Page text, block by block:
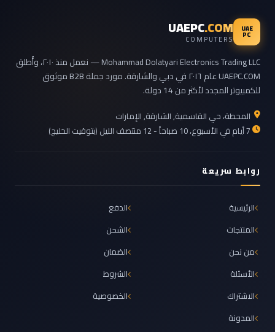
UAE
PC
UAEPC.COM
COMPUTERS
Mohammad Dolatyari Electronics Trading LLC — نعمل منذ ٢٠١٠، وأُطلق
UAEPC.COM عام ٢٠١٦ في دبي والشارقة. مورد جملة B2B موثوق
للكمبيوتر المجدد لأكثر من 14 دولة.
المحطة، حي القاسمية, الشارقة, الإمارات
7 أيام في الأسبوع، 10 صباحاً - 12 منتصف الليل (بتوقيت الخليج)
روابط سريعة
الرئيسية
المنتجات
من نحن
الأسئلة
الاشتراك
المدونة
الدفع
الشحن
الضمان
الشروط
الخصوصية